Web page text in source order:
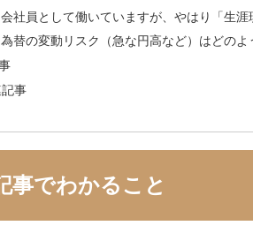
社員として働いていますが、やはり「生
替の変動リスク（急な円高など）はどの
事
事でわかること